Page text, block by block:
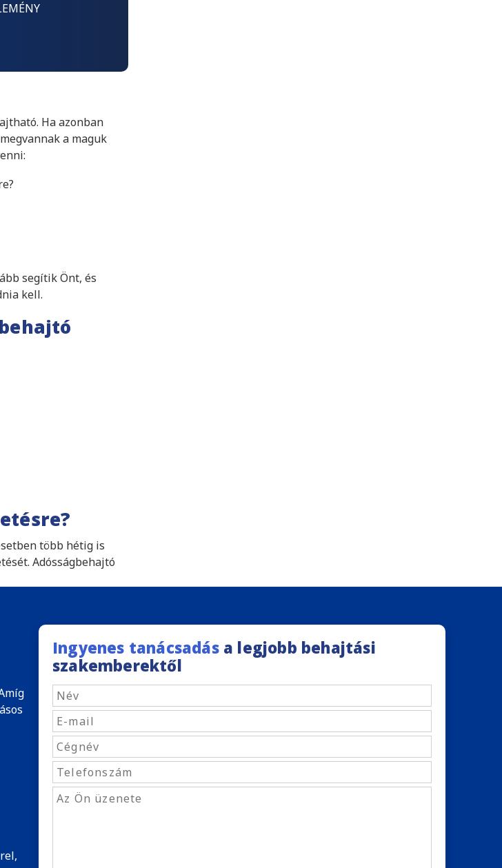
Ha azonban
a maguk
segítik Önt, és
kell.
több hétig is
Adósságbehajtó
Ingyenes tanácsadása legjobb behajtási
szakemberektől